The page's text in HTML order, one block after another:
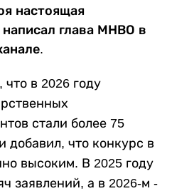
настоящая
глава МНВО в
в 2026 году
стали более 75
добавил, что конкурс в
высоким. В 2025 году
заявлений, а в 2026-м -